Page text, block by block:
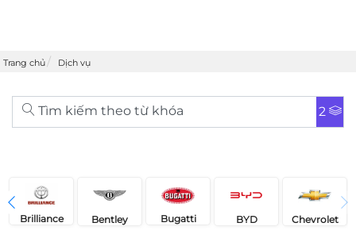
Trang chủ Dịch vụ
Tìm kiếm theo từ khóa 2
Brilliance Bentley Bugatti BYD Chevrolet